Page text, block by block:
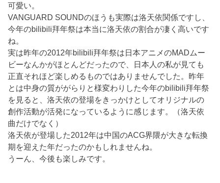
可愛い。
VANGUARD SOUNDのほうも実際は洛天依関係ですし、
今年のbilibili拜年祭は本当に洛天依の割合が凄く高いです
ね。
実は昨年の2012年bilibili拜年祭は日本アニメのMADムー
ビーなんかがほとんどだったので、日本人の私が見ても
正直それほど楽しめるものではありませんでした。昨年
とは中身の質ががらりと様変わりした今年のbilibili拜年祭
を見ると、洛天依の登場をきっかけとしてオリジナルの
創作活動が活発になっているように感じます。（洛天依
曲だけでなく）
洛天依が登場した2012年は中国のACG界隈が大きな転換
期を迎えた年だったのかもしれませんね。
うーん、今後も楽しみです。